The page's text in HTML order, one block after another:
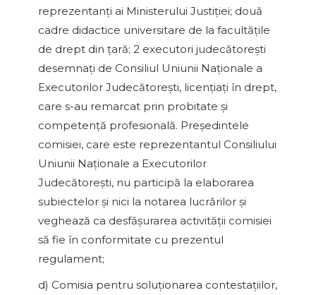
reprezentanţi ai Ministerului Justiţiei; două
cadre didactice universitare de la facultăţile
de drept din ţară; 2 executori judecătoreşti
desemnaţi de Consiliul Uniunii Naţionale a
Executorilor Judecătoreşti, licenţiaţi în drept,
care s-au remarcat prin probitate şi
competenţă profesională. Preşedintele
comisiei, care este reprezentantul Consiliului
Uniunii Naţionale a Executorilor
Judecătoreşti, nu participă la elaborarea
subiectelor şi nici la notarea lucrărilor şi
veghează ca desfăşurarea activităţii comisiei
să fie în conformitate cu prezentul
regulament;
d) Comisia pentru soluţionarea contestaţiilor,